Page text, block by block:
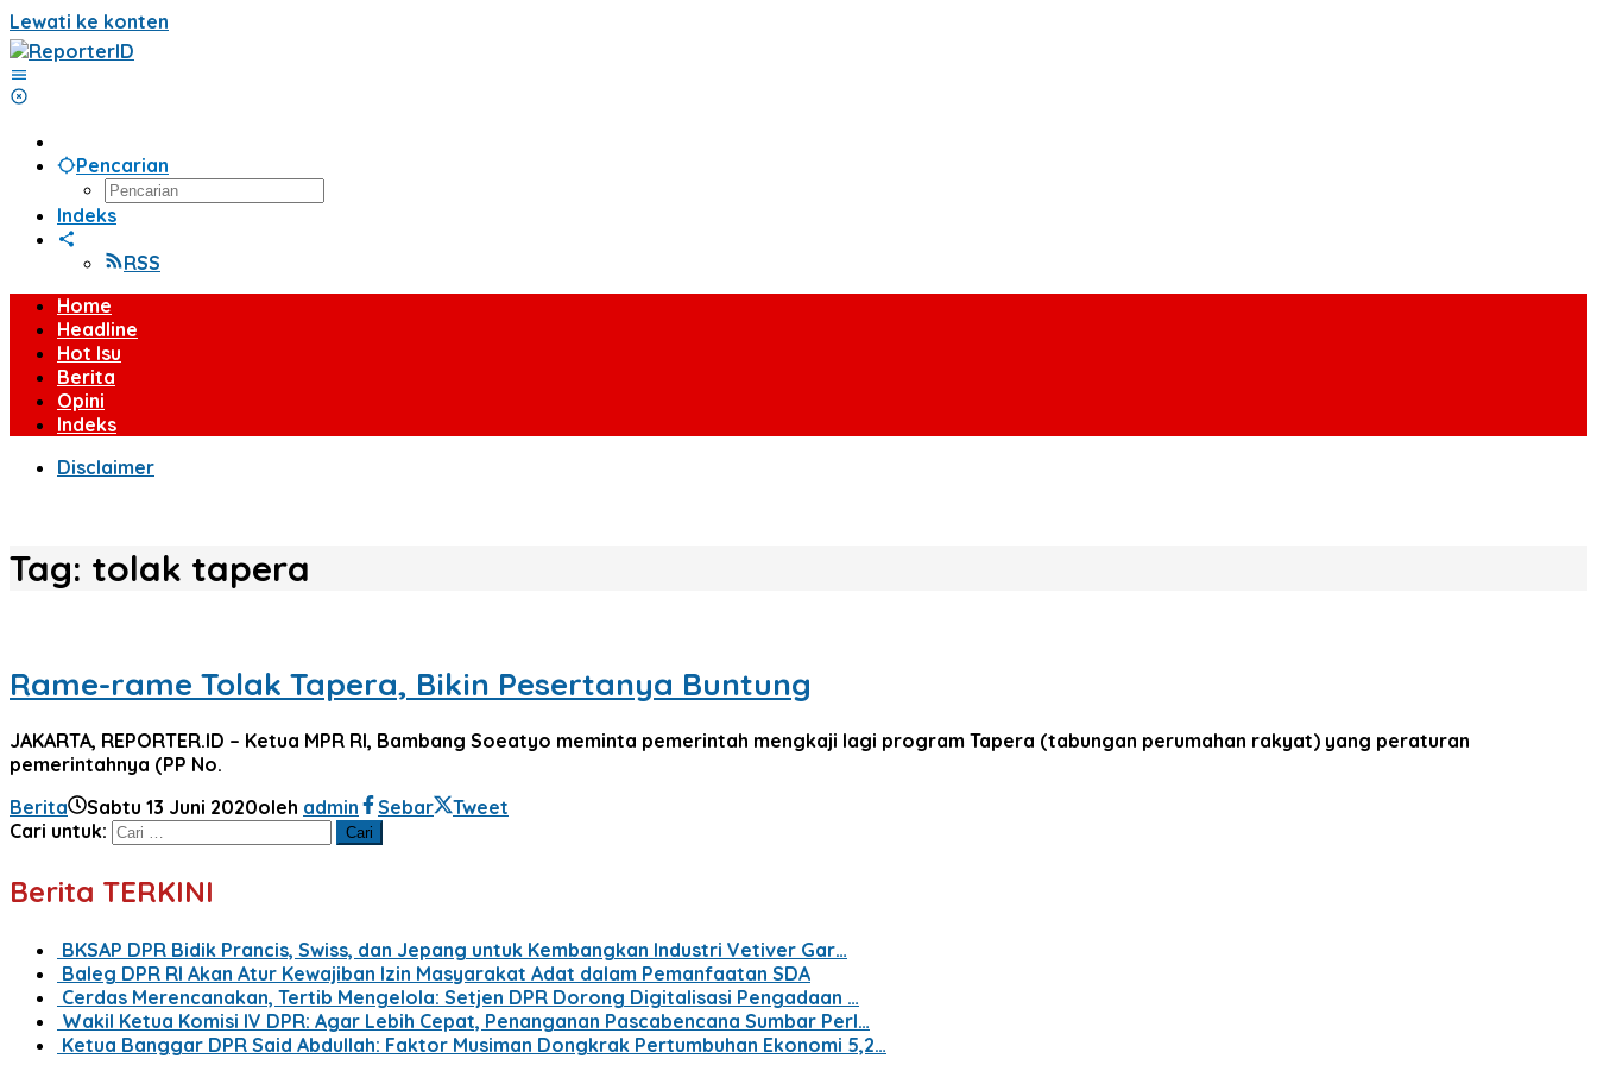
Lewati ke konten
Pencarian
Indeks
RSS
Home
Headline
Hot Isu
Berita
Opini
Indeks
Disclaimer
Tag: tolak tapera
Rame-rame Tolak Tapera, Bikin Pesertanya Buntung
JAKARTA, REPORTER.ID – Ketua MPR RI, Bambang Soeatyo meminta pemerintah mengkaji lagi program Tapera (tabungan perumahan rakyat) yang peraturan
pemerintahnya (PP No.
Berita
Sabtu 13 Juni 2020oleh admin Sebar
Tweet
Cari untuk:
Berita TERKINI
BKSAP DPR Bidik Prancis, Swiss, dan Jepang untuk Kembangkan Industri Vetiver Gar…
Baleg DPR RI Akan Atur Kewajiban Izin Masyarakat Adat dalam Pemanfaatan SDA
Cerdas Merencanakan, Tertib Mengelola: Setjen DPR Dorong Digitalisasi Pengadaan …
Wakil Ketua Komisi IV DPR: Agar Lebih Cepat, Penanganan Pascabencana Sumbar Perl…
Ketua Banggar DPR Said Abdullah: Faktor Musiman Dongkrak Pertumbuhan Ekonomi 5,2…